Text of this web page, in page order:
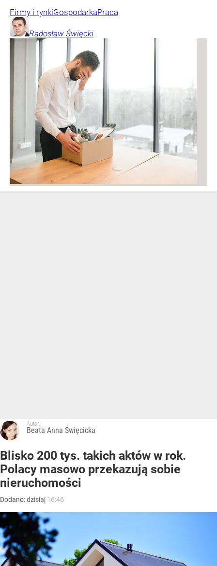
Firmy i rynkiGospodarkaPraca
Radosław Święcki
Autor:
Beata Anna Święcicka
Blisko 200 tys. takich aktów w rok.
Polacy masowo przekazują sobie
nieruchomości
Dodano:dzisiaj 16:46